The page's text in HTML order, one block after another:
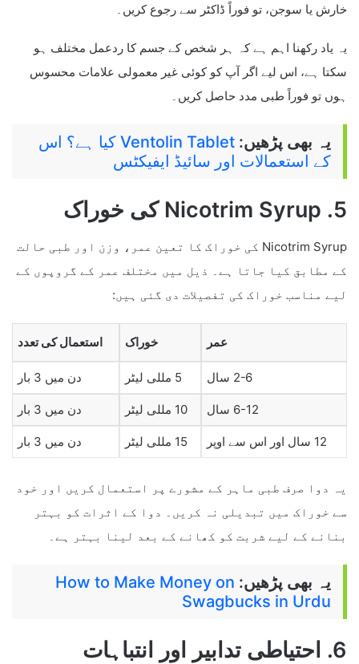
خارش یا سوجن، تو فوراً ڈاکٹر سے رجوع کریں۔
یہ یاد رکھنا اہم ہے کہ ہر شخص کے جسم کا ردعمل مختلف ہو
سکتا ہے، اس لیے اگر آپ کو کوئی غیر معمولی علامات محسوس
ہوں تو فوراً طبی مدد حاصل کریں۔
یہ بھی پڑھیں:
Ventolin Tablet کیا ہے؟ اس
کے استعمالات اور سائیڈ ایفیکٹس
5. Nicotrim Syrup کی خوراک
Nicotrim Syrup کی خوراک کا تعین عمر، وزن اور طبی حالت
کے مطابق کیا جاتا ہے۔ ذیل میں مختلف عمر کے گروپوں کے
لیے مناسب خوراک کی تفصیلات دی گئی ہیں:
عمر خوراک استعمال کی تعدد
2-6 سال 5 مللی لیٹر دن میں 3 بار
6-12 سال 10 مللی لیٹر دن میں 3 بار
12 سال اور اس سے اوپر 15 مللی لیٹر دن میں 3 بار
یہ دوا صرف طبی ماہر کے مشورے پر استعمال کریں اور خود
سے خوراک میں تبدیلی نہ کریں۔ دوا کے اثرات کو بہتر
بنانے کے لیے شربت کو کھانے کے بعد لینا بہتر ہے۔
یہ بھی پڑھیں: How to Make Money on
Swagbucks in Urdu
6. احتیاطی تدابیر اور انتباہات